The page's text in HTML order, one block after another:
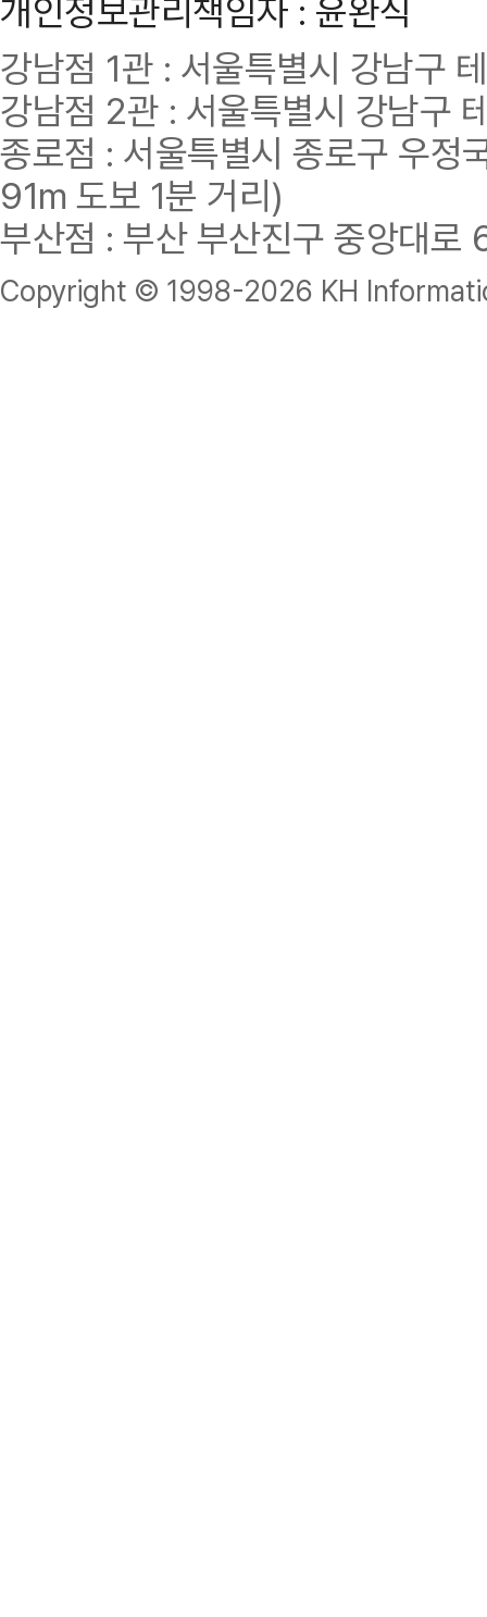
개인정보관리책임자 : 윤완식
강남점 1관 : 서울특별시 강남구
강남점 2관 : 서울특별시 강남구
종로점 : 서울특별시 종로구 우
91m 도보 1분 거리)
부산점 : 부산 부산진구 중앙대
Copyright © 1998-2026 KH